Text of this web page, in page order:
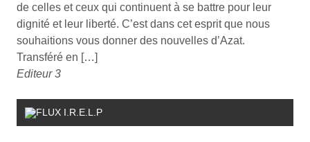
de celles et ceux qui continuent à se battre pour leur
dignité et leur liberté. C’est dans cet esprit que nous
souhaitions vous donner des nouvelles d’Azat.
Transféré en […]
Editeur 3
I.R.E.L.P